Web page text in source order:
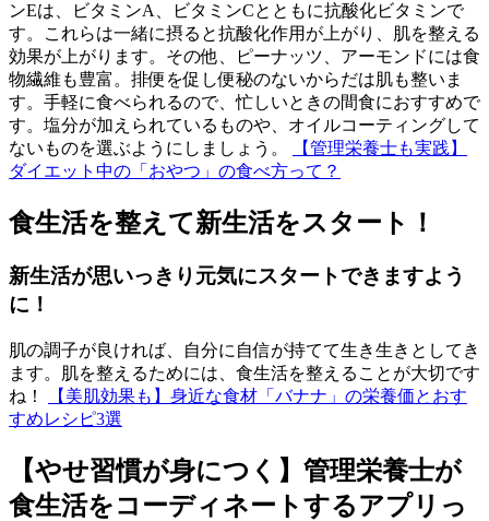
ンEは、ビタミンA、ビタミンCとともに抗酸化ビタミンで
す。これらは一緒に摂ると抗酸化作用が上がり、肌を整える
効果が上がります。その他、ピーナッツ、アーモンドには食
物繊維も豊富。排便を促し便秘のないからだは肌も整いま
す。手軽に食べられるので、忙しいときの間食におすすめで
す。塩分が加えられているものや、オイルコーティングして
ないものを選ぶようにしましょう。
【管理栄養士も実践】
ダイエット中の「おやつ」の食べ方って？
食生活を整えて新生活をスタート！
新生活が思いっきり元気にスタートできますよう
に！
肌の調子が良ければ、自分に自信が持てて生き生きとしてき
ます。肌を整えるためには、食生活を整えることが大切です
ね！
【美肌効果も】身近な食材「バナナ」の栄養価とおす
すめレシピ3選
【やせ習慣が身につく】管理栄養士が
食生活をコーディネートするアプリっ